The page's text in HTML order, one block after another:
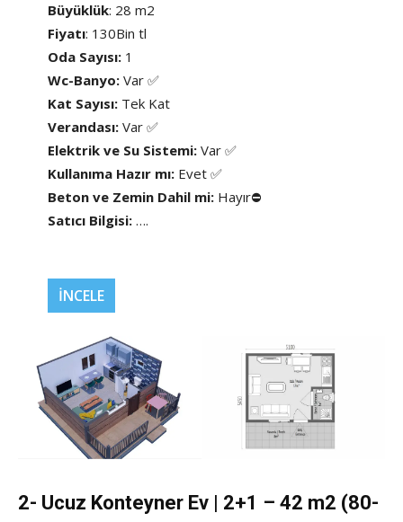
Büyüklük: 28 m2
Fiyatı: 130Bin tl
Oda Sayısı: 1
Wc-Banyo:Var ✅
Kat Sayısı:Tek Kat
Verandası: Var ✅
Elektrik ve Su Sistemi: Var ✅
Kullanıma Hazır mı:Evet ✅
Beton ve Zemin Dahil mi: Hayır⛔
Satıcı Bilgisi:….
İNCELE
2- Ucuz Konteyner Ev | 2+1 – 42 m2 (80-